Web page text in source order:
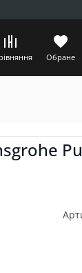
Обране